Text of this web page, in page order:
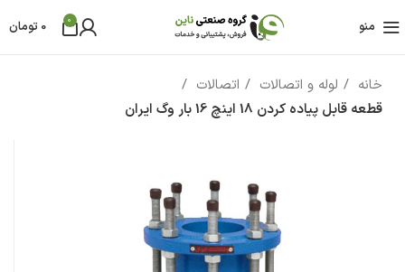
منو 0
0 تومان
خانه لوله و اتصالات
اتصالات
قطعه قابل پیاده کردن 18 اینچ 16 بار وگ ایران